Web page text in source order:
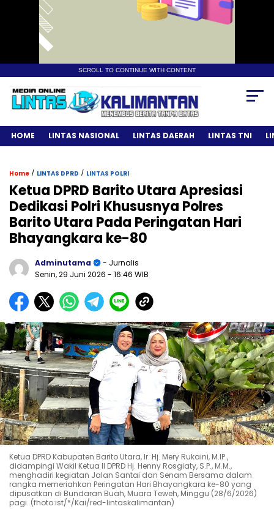
SCROLL TO CONTINUE WITH CONTENT
HOME LINTAS NASIONAL LINTAS DAERAH LINTAS TNI
Home / LINTAS DPRD / LINTAS POLRI
Ketua DPRD Barito Utara Apresiasi
Dedikasi Polri Khususnya Polres
Barito Utara Pada Peringatan Hari
Bhayangkara ke-80
Adminutama
- Jurnalis
Senin, 29 Juni 2026 - 16:46 WIB
Ketua DPRD Kabupaten Barito Utara, Ir. Hj. Mery Rukaini, M.IP.,
didampingi Wakil Ketua II DPRD Hj. Henny Rosgiaty, S.P., M.M.,
menghadiri kegiatan Jalan Santai dan Senam Bersama dalam
rangka memeriahkan Peringatan Hari Bhayangkara ke-80 yang
dipusatkan di Bundaran Buah, Muara Teweh, Minggu (28/6/2026)
pagi. (fhoto:ist/*/Kai/red-lintaskalimantan)